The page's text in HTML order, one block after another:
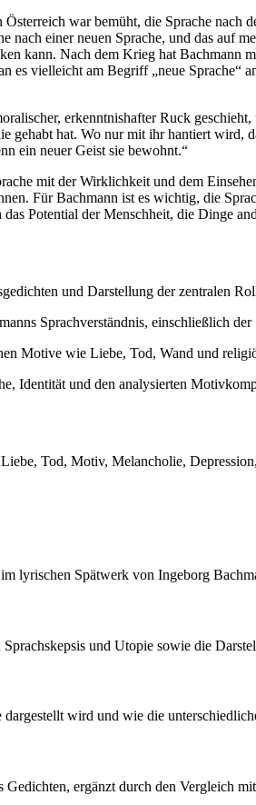
war bemüht, die Sprache
einer neuen Sprache, und das auf
kann. Nach dem Krieg hat Bachmann
es vielleicht am Begriff „neue Sprache“
erkenntnishafter Ruck
gehabt hat. Wo nur mit ihr hantiert
ein neuer Geist sie bewohnt.“
mit der Wirklichkeit und dem
Für Bachmann ist es wichtig, die
Potential der Menschheit, die Dinge
und Darstellung der zentralen
Sprachverständnis, einschließlich
Motive wie Liebe, Tod, Wand und
Identität und den analysierten
Tod, Motiv, Melancholie,
lyrischen Spätwerk von Ingeborg
und Utopie sowie die
wird und wie die
ergänzt durch den Vergleich